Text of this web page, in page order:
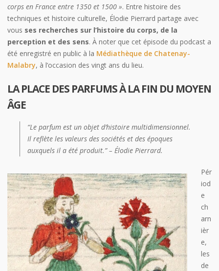
corps en France entre 1350 et 1500 ». Entre histoire des
techniques et histoire culturelle, Élodie Pierrard partage avec
vous ses recherches sur l’histoire du corps, de la
perception et des sens. À noter que cet épisode du podcast a
été enregistré en public à la Médiathèque de Chatenay-
Malabry, à l’occasion des vingt ans du lieu.
LA PLACE DES PARFUMS À LA FIN DU MOYEN
ÂGE
“Le parfum est un objet d’histoire multidimensionnel.
Il reflète les valeurs des sociétés et des époques
auxquels il a été produit.” – Élodie Pierrard.
Pér
iod
e
ch
arn
ièr
e,
les
de